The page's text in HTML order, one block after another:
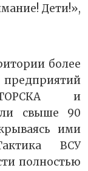
Дети!»,
более
и
свыше 90
ими
ВСУ
полностью